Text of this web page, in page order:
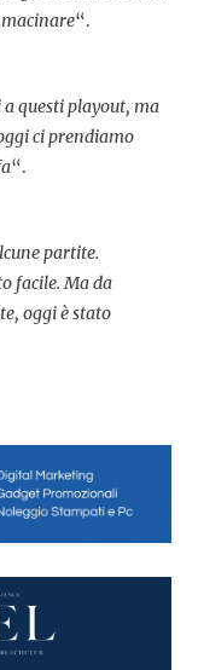
“.
questi playout, ma
ci prendiamo
“.
partite.
facile. Ma da
oggi è stato